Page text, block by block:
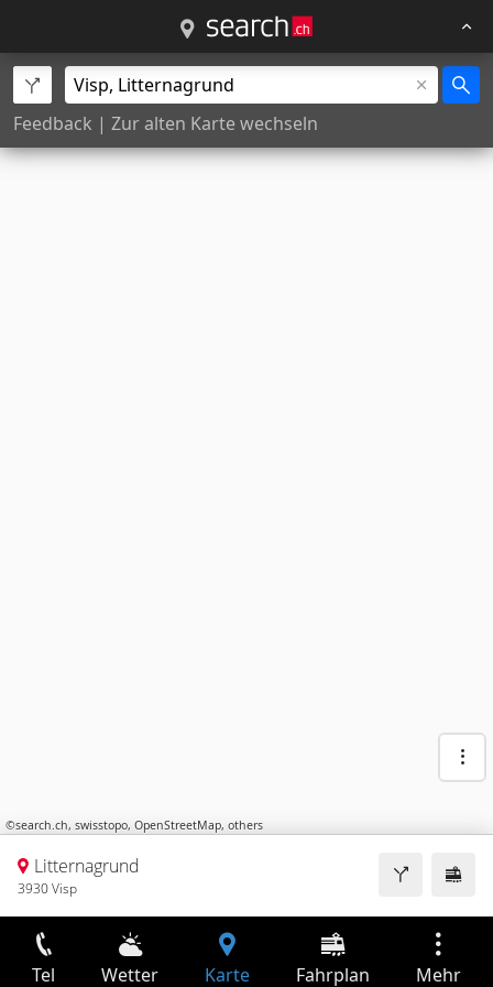
Feedback | Zur alten Karte wechseln
©search.ch, swisstopo, OpenStreetMap, others
Litternagrund
3930 Visp
Tel Wetter Karte Fahrplan Mehr